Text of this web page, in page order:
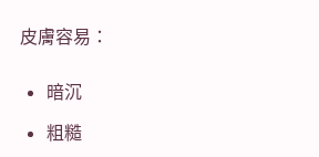
皮膚容易：
暗沉
粗糙